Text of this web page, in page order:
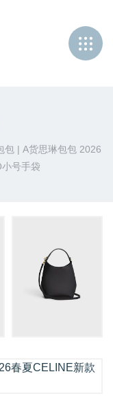
包 | A货思琳包包 2026
号手袋